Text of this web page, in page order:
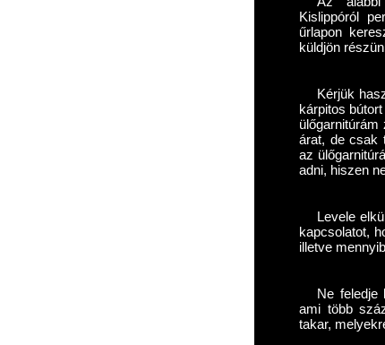
Kislippóról
űrlapon
küldjön
Kérjük
kárpitos
árat, de csak
az
adni, hiszen
Levele
kapcsolatot,
illetve
Ne feledje
ami több
takar,